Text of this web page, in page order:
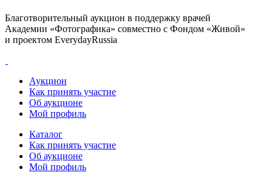
Благотворительный аукцион в поддержку врачей
Академии «Фотографика» совместно с Фондом «Живой»
и проектом EverydayRussia
Аукцион
Как принять участие
Об аукционе
Мой профиль
Каталог
Как принять участие
Об аукционе
Мой профиль